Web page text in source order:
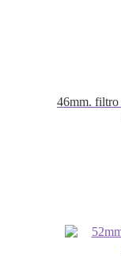
46mm. filtro